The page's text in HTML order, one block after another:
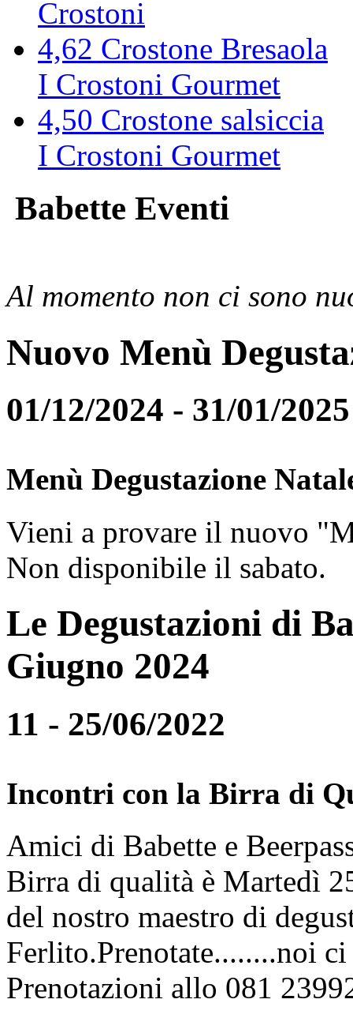
Crostoni
4,62 Crostone Bresaola
I Crostoni Gourmet
4,50 Crostone salsiccia
I Crostoni Gourmet
Babette Eventi
Al momento non ci sono
Nuovo Menù
01/12/2024 - 31/01/2025
Menù Degustazione
Vieni a provare il nuovo
Non disponibile il sabato.
Le Degustazioni di
Giugno 2024
11 - 25/06/2022
Incontri con la Birra di
Amici di Babette e
Birra di qualità è Martedì
del nostro maestro di
Ferlito.Prenotate........noi
Prenotazioni allo 081